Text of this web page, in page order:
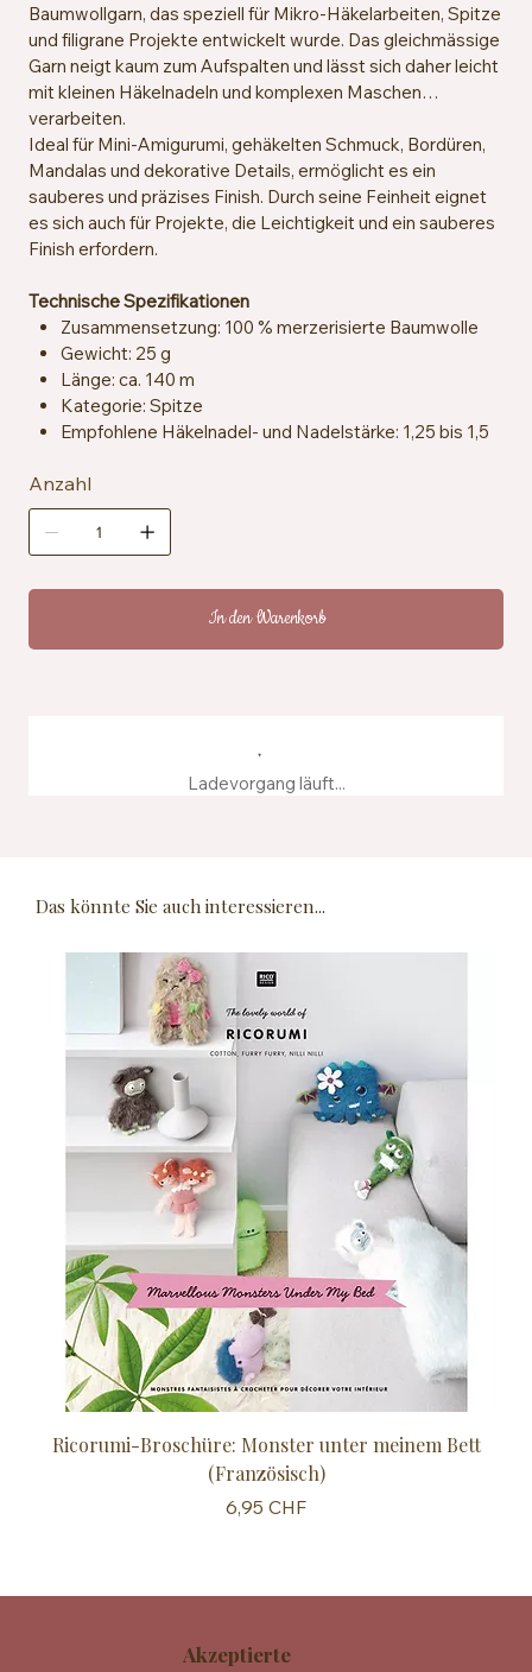
Baumwollgarn, das speziell für Mikro-Häkelarbeiten, Spitze
und filigrane Projekte entwickelt wurde. Das gleichmässige
Garn neigt kaum zum Aufspalten und lässt sich daher leicht
mit kleinen Häkelnadeln und komplexen Maschen
verarbeiten.
Ideal für Mini-Amigurumi, gehäkelten Schmuck, Bordüren,
Mandalas und dekorative Details, ermöglicht es ein
sauberes und präzises Finish. Durch seine Feinheit eignet
es sich auch für Projekte, die Leichtigkeit und ein sauberes
Finish erfordern.
Technische Spezifikationen
Zusammensetzung: 100 % merzerisierte Baumwolle
Gewicht: 25 g
Länge: ca. 140 m
Kategorie: Spitze
Empfohlene Häkelnadel- und Nadelstärke: 1,25 bis 1,5
Maschenprobe: ca. 25 Maschen x 33 Reihen = 10 x 10
cm
Zertifizierung: EN71-3
Pflegehinweise: Maschinenwaschbar bei 40 °C
Anzahl
In den Warenkorb
Ladevorgang läuft...
Das könnte Sie auch interessieren...
Ricorumi-Broschüre: Monster unter meinem Bett
(Französisch)
Preis
6,95 CHF
Akzeptierte